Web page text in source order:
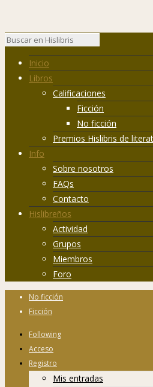
Inicio
Libros
Calificaciones
Ficción
No ficción
Premios Hislibris de
Info
Sobre nosotros
FAQs
Contacto
Hislibreños
Actividad
Grupos
Miembros
Foro
No ficción
Ficción
Following
Acceso
Registro
Mis entradas